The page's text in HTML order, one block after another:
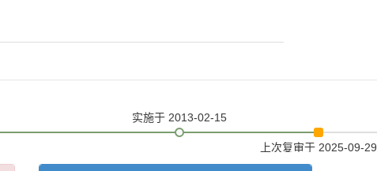
实施于 2013-02-15
上次复审于 2025-09-29